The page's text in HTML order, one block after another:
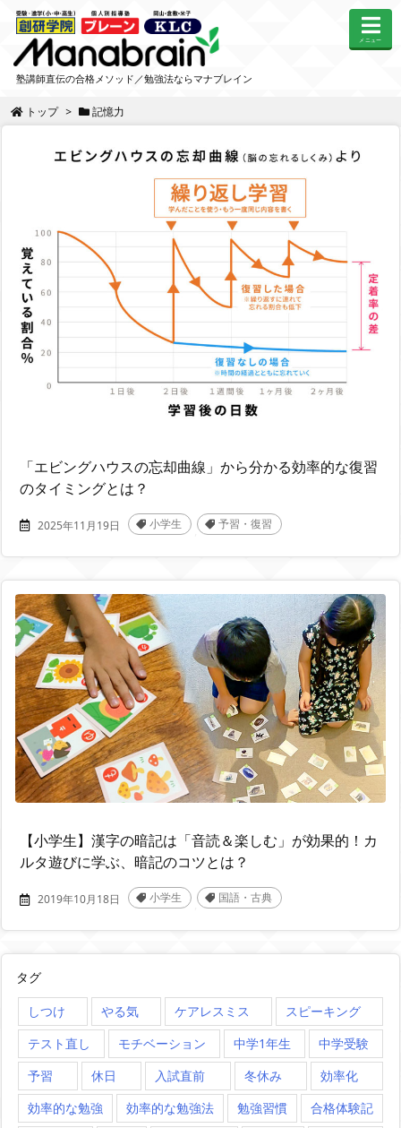
塾講師直伝の合格メソッド／勉強法ならマナブレイン
メニュー
トップ > 記憶力
「エビングハウスの忘却曲線」から分かる効率的な復習
のタイミングとは？
2025年11月19日 小学生 予習・復習
【小学生】漢字の暗記は「音読＆楽しむ」が効果的！カ
ルタ遊びに学ぶ、暗記のコツとは？
2019年10月18日 小学生 国語・古典
タグ
しつけ
やる気 ケアレスミス
スピーキング
テスト直し
モチベーション 中学1年生
中学受験
予習
休日 入試直前 冬休み
効率化
効率的な勉強
効率的な勉強法 勉強習慣
合格体験記